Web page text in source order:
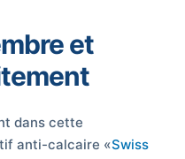
et
dans cette
anti-calcaire «Swiss